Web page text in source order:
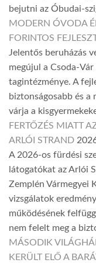
bejutni az Óbudai-
MODERN ÓVODA
FORINTOS
Jelentős beruházás
megújul a Csoda-
tagintézménye. A
biztonságosabb és a
várja a
FERTŐZÉS MIATT
ARLÓI STRAND
A 2026-os fürdési
látogatókat az Arlói
Zemplén Vármegyei
vizsgálatok
működésének
nem felelt meg a
MÁSODIK
KERÜLT ELŐ A